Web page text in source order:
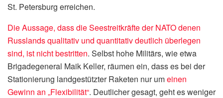
St. Petersburg erreichen.
Die Aussage, dass die Seestreitkräfte der NATO denen
Russlands qualitativ und quantitativ deutlich überlegen
sind, ist nicht bestritten. Selbst hohe Militärs, wie etwa
Brigadegeneral Maik Keller, räumen ein, dass es bei der
Stationierung landgestützter Raketen nur umeinen
Gewinn an „Flexibilität“. Deutlicher gesagt, geht es weniger